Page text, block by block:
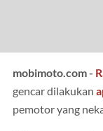
mobimoto.com -
gencar dilakukan
pemotor yang